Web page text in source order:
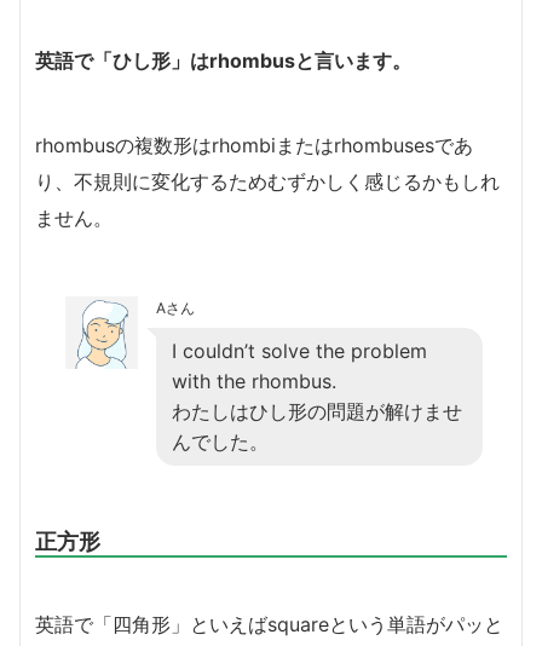
英語で「ひし形」はrhombusと言います。
rhombusの複数形はrhombiまたはrhombusesであ
り、不規則に変化するためむずかしく感じるかもしれ
ません。
Aさん
I couldn’t solve the problem
with the rhombus.
わたしはひし形の問題が解けませ
んでした。
正方形
英語で「四角形」といえばsquareという単語がパッと